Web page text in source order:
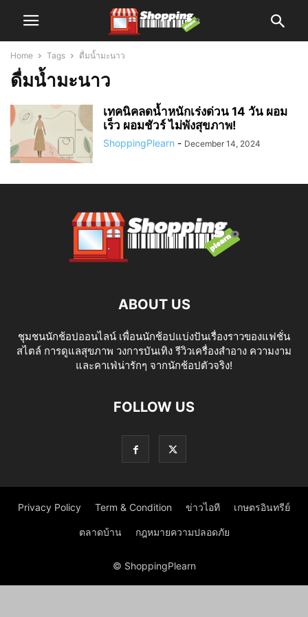
Home Tags ดื่มน้ำมะนาว
ดื่มน้ำมะนาว
เทคนิคลดน้ำหนักเร่งด่วน 14 วัน ผอม
เร็ว ผอมชัวร์ ไม่พังสุขภาพ!
ShoppingPlearn - December 14, 2024
ABOUT US
ชุมชนนักช้อปออนไลน์ เพื่อนนักช้อปแบ่งปันเรื่องราวของแฟชั่น
สไตล์ การดูแลสุขภาพ วงการบันเทิง รีวิวเครื่องสำอาง ความงาม
และคาเฟ่น่ารักๆ จากนักช้อปตัวจริง!
FOLLOW US
Privacy Policy Term & Condition ข่าวไอที เกษตรอินทรีย์
ตลาดบ้าน กฎหมายความปลอดภัย
© ShoppingPlearn